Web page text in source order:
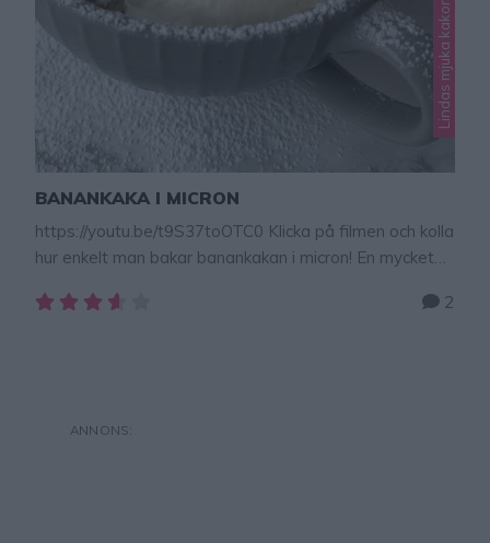
Lindas mjuka kakor
BANANKAKA I MICRON
https://youtu.be/t9S37toOTC0 Klicka på filmen och kolla
hur enkelt man bakar banankakan i micron! En mycket
minuter i mikron. Perfekt när man vill njuta av något
2